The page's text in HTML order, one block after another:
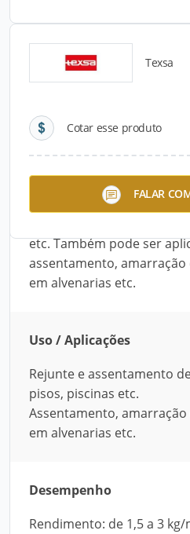
Texsa
Cotar esse produto
FALAR
Detalhes do
Descrição do Produto
O Diplas Branco é uma
desenvolvida pela Texsa
etc. Também pode ser
assentamento,
em alvenarias etc.
Uso / Aplicações
Rejunte e assentamento
pisos, piscinas etc.
Assentamento,
em alvenarias etc.
Desempenho
Rendimento: de 1,5 a 3